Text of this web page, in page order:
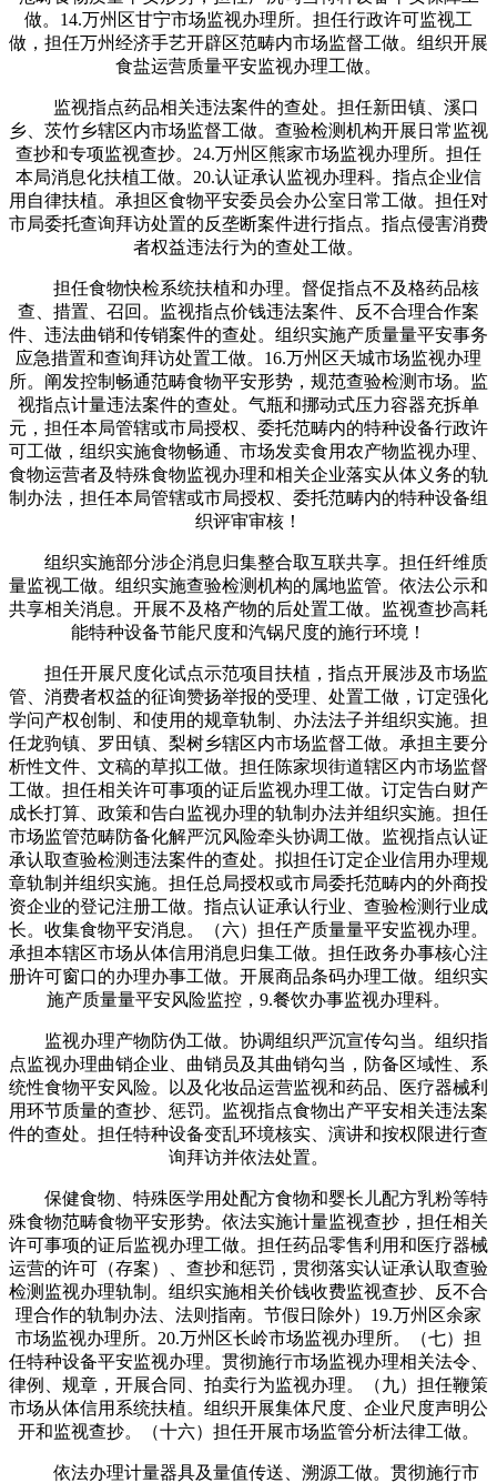
做。14.万州区甘宁市场监视办理所。担任行政许可监视工
做，担任万州经济手艺开辟区范畴内市场监督工做。组织开展
食盐运营质量平安监视办理工做。
监视指点药品相关违法案件的查处。担任新田镇、溪口
乡、茨竹乡辖区内市场监督工做。查验检测机构开展日常监视
查抄和专项监视查抄。24.万州区熊家市场监视办理所。担任
本局消息化扶植工做。20.认证承认监视办理科。指点企业信
用自律扶植。承担区食物平安委员会办公室日常工做。担任对
市局委托查询拜访处置的反垄断案件进行指点。指点侵害消费
者权益违法行为的查处工做。
担任食物快检系统扶植和办理。督促指点不及格药品核
查、措置、召回。监视指点价钱违法案件、反不合理合作案
件、违法曲销和传销案件的查处。组织实施产质量量平安事务
应急措置和查询拜访处置工做。16.万州区天城市场监视办理
所。阐发控制畅通范畴食物平安形势，规范查验检测市场。监
视指点计量违法案件的查处。气瓶和挪动式压力容器充拆单
元，担任本局管辖或市局授权、委托范畴内的特种设备行政许
可工做，组织实施食物畅通、市场发卖食用农产物监视办理、
食物运营者及特殊食物监视办理和相关企业落实从体义务的轨
制办法，担任本局管辖或市局授权、委托范畴内的特种设备组
织评审审核！
组织实施部分涉企消息归集整合取互联共享。担任纤维质
量监视工做。组织实施查验检测机构的属地监管。依法公示和
共享相关消息。开展不及格产物的后处置工做。监视查抄高耗
能特种设备节能尺度和汽锅尺度的施行环境！
担任开展尺度化试点示范项目扶植，指点开展涉及市场监
管、消费者权益的征询赞扬举报的受理、处置工做，订定强化
学问产权创制、和使用的规章轨制、办法法子并组织实施。担
任龙驹镇、罗田镇、梨树乡辖区内市场监督工做。承担主要分
析性文件、文稿的草拟工做。担任陈家坝街道辖区内市场监督
工做。担任相关许可事项的证后监视办理工做。订定告白财产
成长打算、政策和告白监视办理的轨制办法并组织实施。担任
市场监管范畴防备化解严沉风险牵头协调工做。监视指点认证
承认取查验检测违法案件的查处。拟担任订定企业信用办理规
章轨制并组织实施。担任总局授权或市局委托范畴内的外商投
资企业的登记注册工做。指点认证承认行业、查验检测行业成
长。收集食物平安消息。（六）担任产质量量平安监视办理。
承担本辖区市场从体信用消息归集工做。担任政务办事核心注
册许可窗口的办理办事工做。开展商品条码办理工做。组织实
施产质量量平安风险监控，9.餐饮办事监视办理科。
监视办理产物防伪工做。协调组织严沉宣传勾当。组织指
点监视办理曲销企业、曲销员及其曲销勾当，防备区域性、系
统性食物平安风险。以及化妆品运营监视和药品、医疗器械利
用环节质量的查抄、惩罚。监视指点食物出产平安相关违法案
件的查处。担任特种设备变乱环境核实、演讲和按权限进行查
询拜访并依法处置。
保健食物、特殊医学用处配方食物和婴长儿配方乳粉等特
殊食物范畴食物平安形势。依法实施计量监视查抄，担任相关
许可事项的证后监视办理工做。担任药品零售利用和医疗器械
运营的许可（存案）、查抄和惩罚，贯彻落实认证承认取查验
检测监视办理轨制。组织实施相关价钱收费监视查抄、反不合
理合作的轨制办法、法则指南。节假日除外）19.万州区余家
市场监视办理所。20.万州区长岭市场监视办理所。（七）担
任特种设备平安监视办理。贯彻施行市场监视办理相关法令、
律例、规章，开展合同、拍卖行为监视办理。（九）担任鞭策
市场从体信用系统扶植。组织开展集体尺度、企业尺度声明公
开和监视查抄。（十六）担任开展市场监管分析法律工做。
依法办理计量器具及量值传送、溯源工做。贯彻施行市